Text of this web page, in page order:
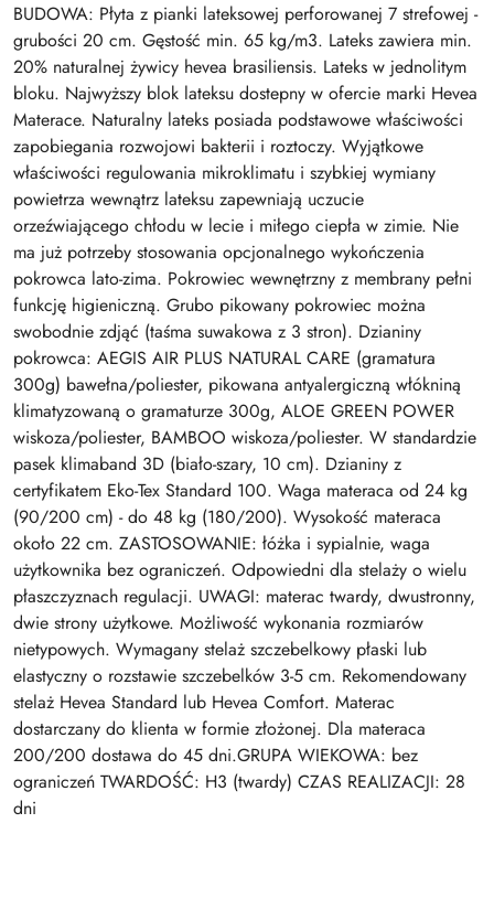
BUDOWA: Płyta z pianki lateksowej perforowanej 7 strefowej -
grubości 20 cm. Gęstość min. 65 kg/m3. Lateks zawiera min.
20% naturalnej żywicy hevea brasiliensis. Lateks w jednolitym
bloku. Najwyższy blok lateksu dostepny w ofercie marki Hevea
Materace. Naturalny lateks posiada podstawowe właściwości
zapobiegania rozwojowi bakterii i roztoczy. Wyjątkowe
właściwości regulowania mikroklimatu i szybkiej wymiany
powietrza wewnątrz lateksu zapewniają uczucie
orzeźwiającego chłodu w lecie i miłego ciepła w zimie. Nie
ma już potrzeby stosowania opcjonalnego wykończenia
pokrowca lato-zima. Pokrowiec wewnętrzny z membrany pełni
funkcję higieniczną. Grubo pikowany pokrowiec można
swobodnie zdjąć (taśma suwakowa z 3 stron). Dzianiny
pokrowca: AEGIS AIR PLUS NATURAL CARE (gramatura
300g) bawełna/poliester, pikowana antyalergiczną włókniną
klimatyzowaną o gramaturze 300g, ALOE GREEN POWER
wiskoza/poliester, BAMBOO wiskoza/poliester. W standardzie
pasek klimaband 3D (biało-szary, 10 cm). Dzianiny z
certyfikatem Eko-Tex Standard 100. Waga materaca od 24 kg
(90/200 cm) - do 48 kg (180/200). Wysokość materaca
około 22 cm. ZASTOSOWANIE: łóżka i sypialnie, waga
użytkownika bez ograniczeń. Odpowiedni dla stelaży o wielu
płaszczyznach regulacji. UWAGI: materac twardy, dwustronny,
dwie strony użytkowe. Możliwość wykonania rozmiarów
nietypowych. Wymagany stelaż szczebelkowy płaski lub
elastyczny o rozstawie szczebelków 3-5 cm. Rekomendowany
stelaż Hevea Standard lub Hevea Comfort. Materac
dostarczany do klienta w formie złożonej. Dla materaca
200/200 dostawa do 45 dni.GRUPA WIEKOWA: bez
ograniczeń TWARDOŚĆ: H3 (twardy) CZAS REALIZACJI: 28
dni